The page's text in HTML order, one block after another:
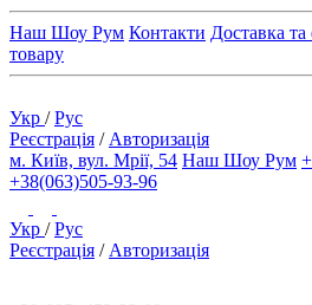
Наш Шоу Рум Контакти Доставка та
товару
Укр /Рус
Реєстрація / Авторизація
м. Київ, вул. Мрії, 54 Наш Шоу Рум
+38(063)505-93-96
Укр /Рус
Реєстрація / Авторизація